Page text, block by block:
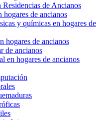
Residencias de Ancianos
hogares de ancianos
y químicas en hogares de
hogares de ancianos
de ancianos
en hogares de ancianos